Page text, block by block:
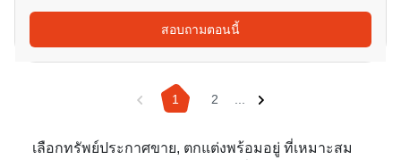
สอบถามตอนนี้
1 2 ...
เลือกทรัพย์ประกาศขาย, ตกแต่งพร้อมอยู่ ที่เหมาะสม